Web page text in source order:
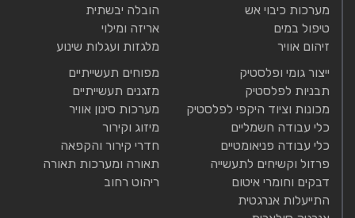
מערכות כיבוי אש
טיפול במים
זיהום אוויר
הובלה יבשתית
אריזה ומילוי
מלגזות ועגלות שינוע
ייצור גומי ופלסטיק
תבניות לפלסטיק
מכונות וציוד היקפי לפלסטיק
כלי עבודה חשמליים
כלי עבודה פניאומטיים
פרזול וקשיחים לתעשייה
דבקים וחומרי איטום
התייעלות אנרגטית
מפוחים תעשייתיים
מזגנים תעשייתיים
מערכות סינון אוויר
מיזוג וקירור
חדרי קירור והקפאה
תאורה ומערכות תאורה
ריהוט רחוב